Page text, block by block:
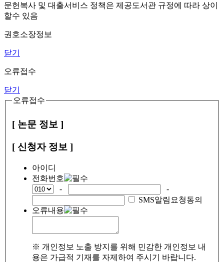
문헌복사 및 대출서비스 정책은 제공도서관 규정에 따라 상이
할수 있음
권호소장정보
닫기
오류접수
닫기
오류접수
[ 논문 정보 ]
[ 신청자 정보 ]
아이디
전화번호
-
-
SMS알림요청동의
오류내용
※ 개인정보 노출 방지를 위해 민감한 개인정보 내
용은 가급적 기재를 자제하여 주시기 바랍니다.